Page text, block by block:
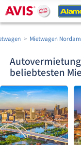
Mietwagen
beliebtesten